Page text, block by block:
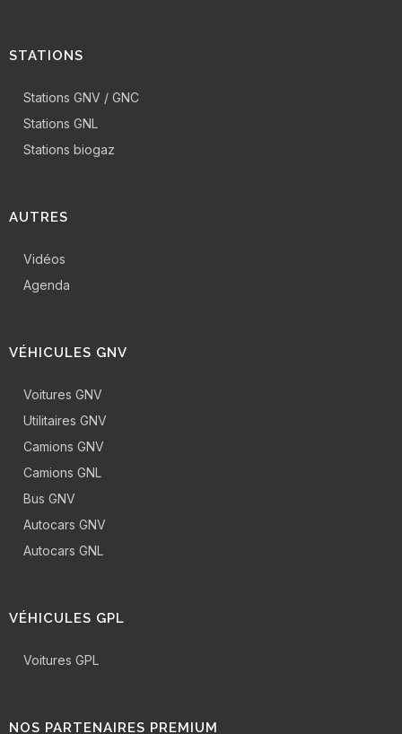
STATIONS
Stations GNV / GNC
Stations GNL
Stations biogaz
AUTRES
Vidéos
Agenda
VÉHICULES GNV
Voitures GNV
Utilitaires GNV
Camions GNV
Camions GNL
Bus GNV
Autocars GNV
Autocars GNL
VÉHICULES GPL
Voitures GPL
NOS PARTENAIRES PREMIUM